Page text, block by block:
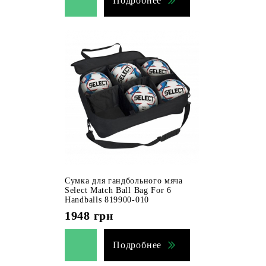
Сумка для гандбольного мяча
Select Match Ball Bag For 6
Handballs 819900-010
1948 грн
Подробнее